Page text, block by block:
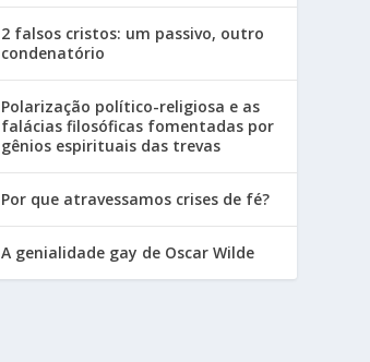
2 falsos cristos: um passivo, outro
condenatório
Polarização político-religiosa e as
falácias filosóficas fomentadas por
gênios espirituais das trevas
Por que atravessamos crises de fé?
A genialidade gay de Oscar Wilde